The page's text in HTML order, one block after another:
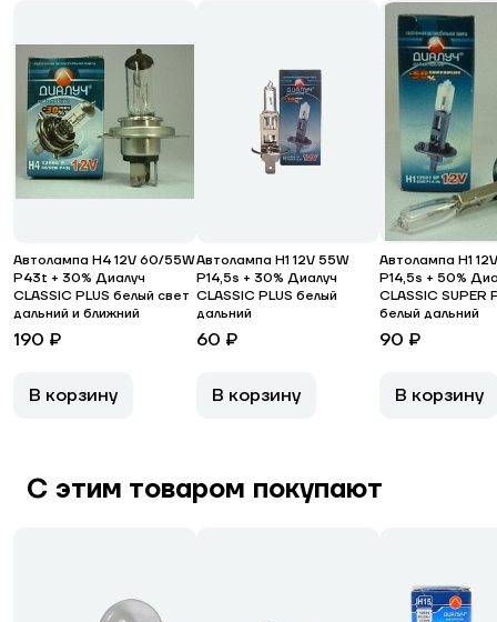
Автолампа H4 12V 60/55W
P43t + 30% Диалуч
CLASSIC PLUS белый свет
дальний и ближний
190 ₽
В корзину
Автолампа H1 12V 55W
P14,5s + 30% Диалуч
CLASSIC PLUS белый
дальний
60 ₽
В корзину
Автолампа H1
P14,5s + 50%
CLASSIC SUPER
белый дальний
90 ₽
В корзину
С этим товаром покупают